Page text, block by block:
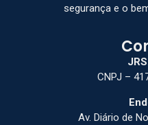
segurança e o
CNPJ –
Av. Diário de